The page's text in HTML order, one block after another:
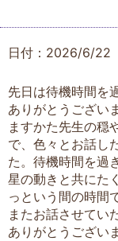
日付：2026/6/22
先日は待機時間を
ありがとうござい
ますかた先生の穏
で、色々とお話し
た。待機時間を過
星の動きと共にた
っという間の時間
またお話させてい
ありがとうござい